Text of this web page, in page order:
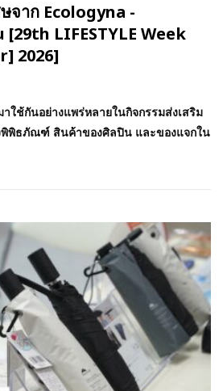
จาก Ecologyna -
LIFESTYLE Week
2026]
ใช้กันอย่างแพร่หลายในกิจกรรมส่งเสริม
พิธภัณฑ์ สินค้าของศิลปิน และของแจกใน